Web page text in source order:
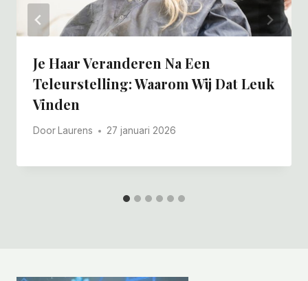
Je Haar Veranderen Na Een
Teleurstelling: Waarom Wij Dat Leuk
Vinden
Door Laurens 27 januari 2026